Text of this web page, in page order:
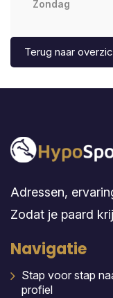
Zondag
Terug naar
Adressen,
Zodat je paard
Navigatie
Stap voor stap
profiel